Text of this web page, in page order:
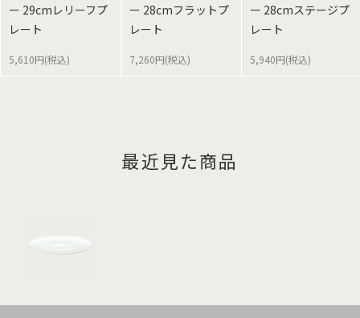
ー 29cmレリーフプ
レート
5,610円(税込)
ー 28cmフラットプ
レート
7,260円(税込)
ー 28cmステージプ
レート
5,940円(税込)
最近見た商品